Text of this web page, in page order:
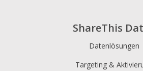
ShareThis
Datenlösungen
Targeting &